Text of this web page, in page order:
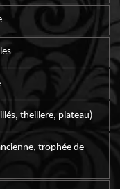
theillere, plateau)
trophée de